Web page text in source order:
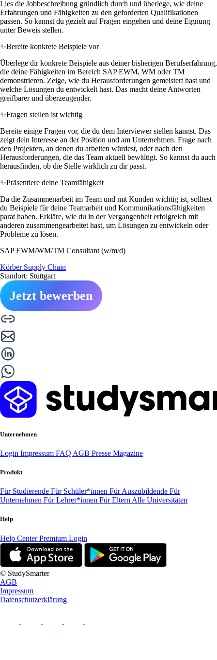
Lies die Jobbeschreibung gründlich durch und überlege, wie deine
Erfahrungen und Fähigkeiten zu den geforderten Qualifikationen
passen. So kannst du gezielt auf Fragen eingehen und deine Eignung
unter Beweis stellen.
✨Bereite konkrete Beispiele vor
Überlege dir konkrete Beispiele aus deiner bisherigen Berufserfahrung,
die deine Fähigkeiten im Bereich SAP EWM, WM oder TM
demonstrieren. Zeige, wie du Herausforderungen gemeistert hast und
welche Lösungen du entwickelt hast. Das macht deine Antworten
greifbarer und überzeugender.
✨Fragen stellen ist wichtig
Bereite einige Fragen vor, die du dem Interviewer stellen kannst. Das
zeigt dein Interesse an der Position und am Unternehmen. Frage nach
den Projekten, an denen du arbeiten würdest, oder nach den
Herausforderungen, die das Team aktuell bewältigt. So kannst du auch
herausfinden, ob die Stelle wirklich zu dir passt.
✨Präsentiere deine Teamfähigkeit
Da die Zusammenarbeit im Team und mit Kunden wichtig ist, solltest
du Beispiele für deine Teamarbeit und Kommunikationsfähigkeiten
parat haben. Erkläre, wie du in der Vergangenheit erfolgreich mit
anderen zusammengearbeitet hast, um Lösungen zu entwickeln oder
Probleme zu lösen.
SAP EWM/WM/TM Consultant (w/m/d)
Körber Supply Chain
Standort: Stuttgart
Jetzt bewerben
Unternehmen
Login Impressum FAQ AGB Presse Magazine
Produkt
Für Studierende Für Schüler*innen Für Auszubildende Für
Unternehmen Für Lehrer*innen Für Eltern Alle Universitäten
Help
Help CenterPremium Login
© StudySmarter
AGB
Impressum
Datenschutzerklärung